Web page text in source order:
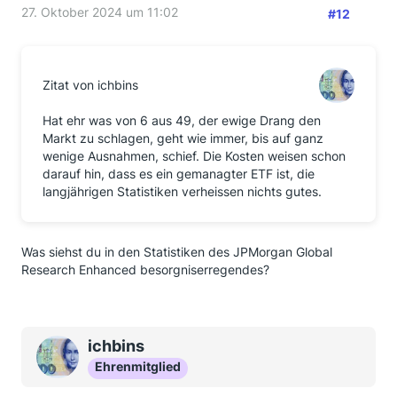
27. Oktober 2024 um 11:02 #12
Zitat von ichbins
Hat ehr was von 6 aus 49, der ewige Drang den
Markt zu schlagen, geht wie immer, bis auf ganz
wenige Ausnahmen, schief. Die Kosten weisen schon
darauf hin, dass es ein gemanagter ETF ist, die
langjährigen Statistiken verheissen nichts gutes.
Was siehst du in den Statistiken des JPMorgan Global
Research Enhanced besorgniserregendes?
ichbins
Ehrenmitglied